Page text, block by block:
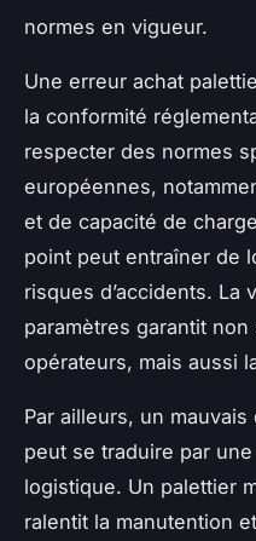
normes en vigueur.
Une erreur achat
la conformité
respecter des normes
européennes,
et de capacité de
point peut entraîner de
risques d’accidents. La
paramètres garantit
opérateurs, mais aussi
Par ailleurs, un
peut se traduire par
logistique. Un palettier
ralentit la manutention